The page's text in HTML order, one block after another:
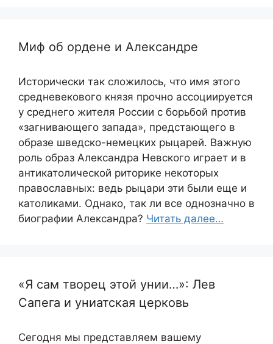
Миф об ордене и Александре
Исторически так сложилось, что имя этого
средневекового князя прочно ассоциируется
у среднего жителя России с борьбой против
«загнивающего запада», предстающего в
образе шведско-немецких рыцарей. Важную
роль образ Александра Невского играет и в
антикатолической риторике некоторых
православных: ведь рыцари эти были еще и
католиками. Однако, так ли все однозначно в
биографии Александра? Читать далее…
«Я сам творец этой унии…»: Лев
Сапега и униатская церковь
Сегодня мы представляем вашему